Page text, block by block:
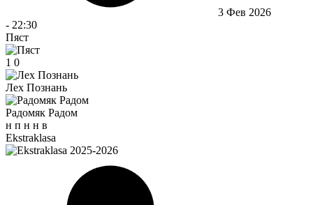
3 Фев 2026
- 22:30
Пяст
1 0
Лех Познань
Радомяк Радом
н п н н в
Ekstraklasa